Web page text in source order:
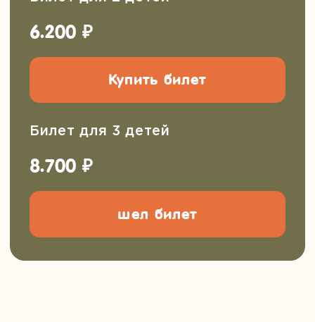
Так же у нас есть
другие походы
Групповые выезды на заказ